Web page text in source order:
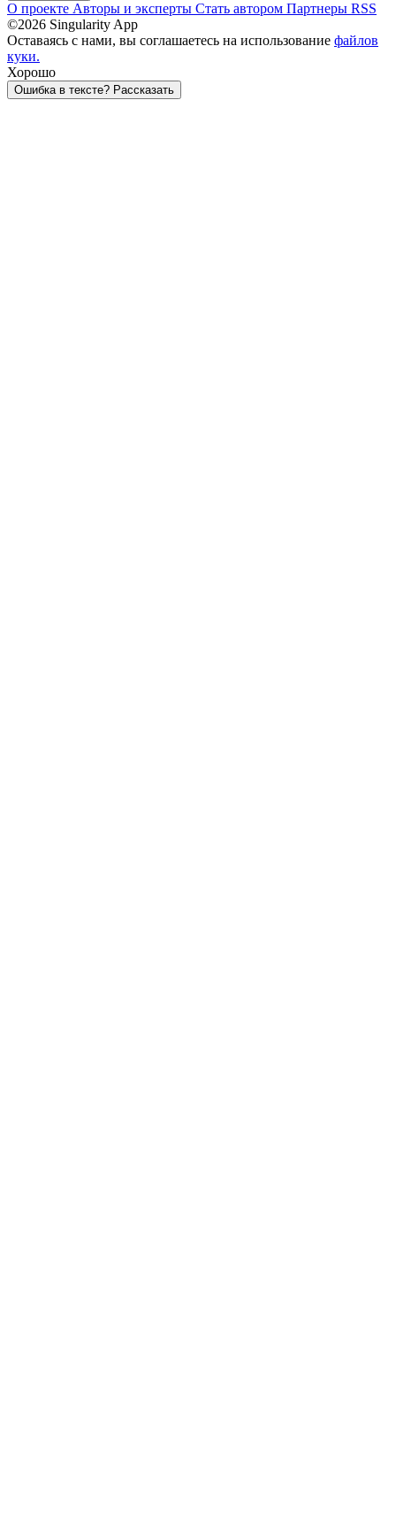
О проекте Авторы и эксперты Стать автором Партнеры RSS
©2026 Singularity App
Оставаясь с нами, вы соглашаетесь на использование файлов
куки.
Хорошо
Ошибка в тексте? Рассказать